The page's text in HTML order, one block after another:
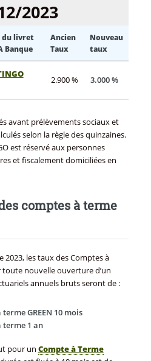
2023
du livret
Banque
Ancien
Taux
Nouveau
taux
2.900 % 3.000 %
avant prélèvements sociaux et
selon la règle des quinzaines.
est réservé aux personnes
et fiscalement domiciliées en
comptes à terme
2023, les taux des Comptes à
nouvelle ouverture d’un
annuels bruts seront de :
GREEN 10 mois
terme 1 an
pour un Compte à Terme